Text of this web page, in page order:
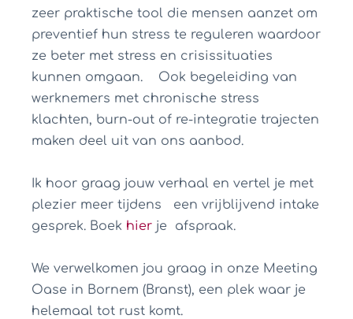
zeer praktische tool die mensen aanzet om
preventief hun stress te reguleren waardoor
ze beter met stress en crisissituaties
kunnen omgaan. Ook begeleiding van
werknemers met chronische stress
klachten, burn-out of re-integratie trajecten
maken deel uit van ons aanbod.
Ik hoor graag jouw verhaal en vertel je met
plezier meer tijdens een vrijblijvend intake
gesprek. Boek hier je afspraak.
We verwelkomen jou graag in onze Meeting
Oase in Bornem (Branst), een plek waar je
helemaal tot rust komt.